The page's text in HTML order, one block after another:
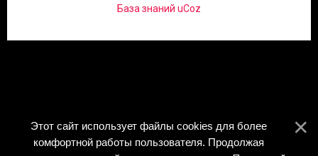
База знаний uCoz
Этот сайт использует файлы cookies для более
комфортной работы пользователя. Продолжая